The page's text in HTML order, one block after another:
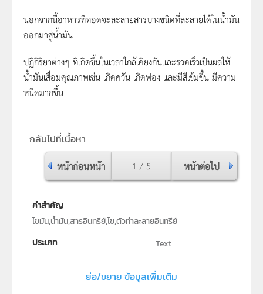
นอกจากนี้อาหารที่ทอดจะละลายสารบางชนิดที่ละลายได้ในน้ำมัน
ออกมาสู่น้ำมัน
ปฏิกิริยาต่างๆ ที่เกิดขึ้นในเวลาใกล้เคียงกันและรวดเร็วเป็นผลให้
น้ำมันเสื่อมคุณภาพเช่น เกิดควัน เกิดฟอง และมีสีเข้มขึ้น มีความ
หนืดมากขึ้น
กลับไปที่เนื้อหา
หน้าก่อนหน้า 1 / 5 หน้าต่อไป
คำสำคัญ
ไขมัน,น้ำมัน,สารอินทรีย์,ไข,ตัวทำละลายอินทรีย์
ประเภท
Text
สถาบันส่งเสริมการสอนวิทยาศาสตร์และเทคโนโลยี (สสวท.)
ย่อ/ขยาย ข้อมูลเพิ่มเติม